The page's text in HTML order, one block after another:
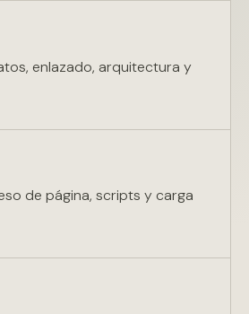
enlazado, arquitectura y
de página, scripts y carga